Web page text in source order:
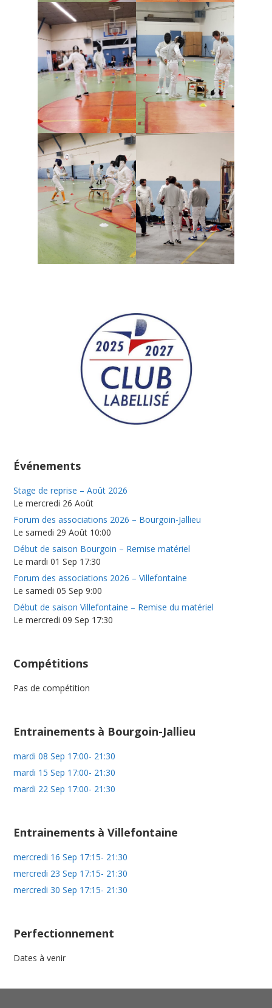
Événements
Stage de reprise – Août 2026
Le mercredi 26 Août
Forum des associations 2026 – Bourgoin-Jallieu
Le samedi 29 Août 10:00
Début de saison Bourgoin – Remise matériel
Le mardi 01 Sep 17:30
Forum des associations 2026 – Villefontaine
Le samedi 05 Sep 9:00
Début de saison Villefontaine – Remise du matériel
Le mercredi 09 Sep 17:30
Compétitions
Pas de compétition
Entrainements à Bourgoin-Jallieu
mardi 08 Sep 17:00- 21:30
mardi 15 Sep 17:00- 21:30
mardi 22 Sep 17:00- 21:30
Entrainements à Villefontaine
mercredi 16 Sep 17:15- 21:30
mercredi 23 Sep 17:15- 21:30
mercredi 30 Sep 17:15- 21:30
Perfectionnement
Dates à venir